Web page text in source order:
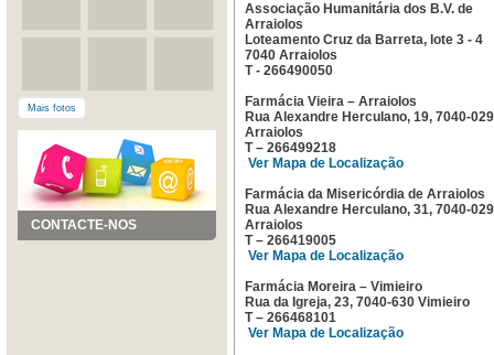
Mais fotos
CONTACTE-NOS
Associação Humanitária dos B.V. de
Arraiolos
Loteamento Cruz da Barreta, lote 3 - 4
7040 Arraiolos
T - 266490050
Farmácia Vieira – Arraiolos
Rua Alexandre Herculano, 19, 7040-029
Arraiolos
T – 266499218
Ver Mapa de Localização
Farmácia da Misericórdia de Arraiolos
Rua Alexandre Herculano, 31, 7040-029
Arraiolos
T – 266419005
Ver Mapa de Localização
Farmácia Moreira – Vimieiro
Rua da Igreja, 23, 7040-630 Vimieiro
T – 266468101
Ver Mapa de Localização